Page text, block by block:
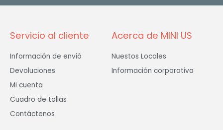
- m
Servicio al cliente
Información de envió
Devoluciones
Mi cuenta
Cuadro de tallas
Contáctenos
Acerca de MINI US
Nuestos Locales
Información corporativa